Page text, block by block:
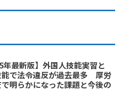
年最新版】外国人技能実習と
能で法令違反が過去最多 厚労
明らかになった課題と今後の